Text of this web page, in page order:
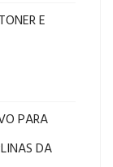
E
PARA
DA